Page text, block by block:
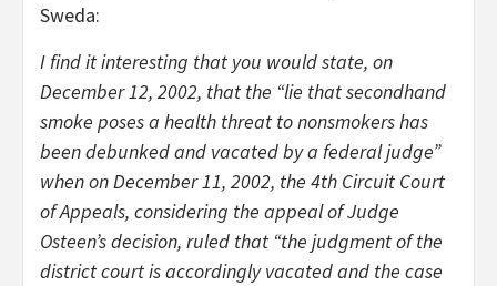
Sweda:
I find it interesting that you would state, on
December 12, 2002, that the “lie that secondhand
smoke poses a health threat to nonsmokers has
been debunked and vacated by a federal judge”
when on December 11, 2002, the 4th Circuit Court
of Appeals, considering the appeal of Judge
Osteen’s decision, ruled that “the judgment of the
district court is accordingly vacated and the case